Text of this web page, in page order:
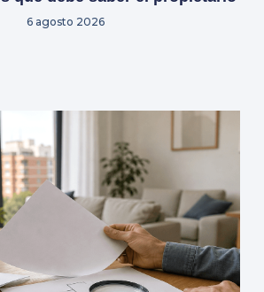
6 agosto 2026